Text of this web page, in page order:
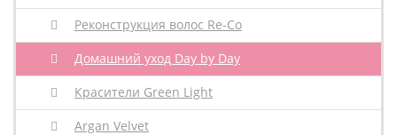
Реконструкция волос Re-Co
Домашний уход Day by Day
Красители Green Light
Argan Velvet